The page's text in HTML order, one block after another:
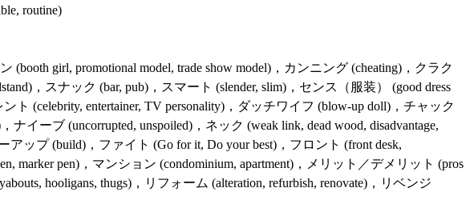
routine)
girl, promotional model, trade show model)，カンニング (cheating)，クラク
，スナック (bar, pub)，スマート (slender, slim)，センス（服装） (good dress
ト (celebrity, entertainer, TV personality)，ダッチワイフ (blow-up doll)，チャック
イーブ (uncorrupted, unspoiled)，ネック (weak link, dead wood, disadvantage,
ップ (build)，ファイト (Go for it, Do your best)，フロント (front desk,
marker pen)，マンション (condominium, apartment)，メリット／デメリット (pros
hooligans, thugs)，リフォーム (alteration, refurbish, renovate)，リベンジ